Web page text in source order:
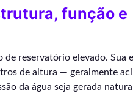
função e
de reservatório elevado. Sua
de altura — geralmente
da água seja gerada